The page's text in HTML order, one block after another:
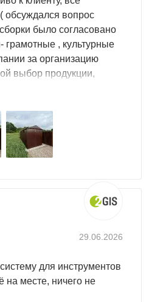
- 2,06 м
из стандартных RAL. Но
цвета RAL по
установить
представлена схема
обсуждался вопрос
было согласовано
грамотные , культурные
за организацию
выбор продукции,
29.06.2026
для инструментов
на месте, ничего не